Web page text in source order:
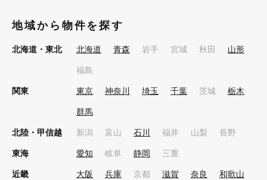
地域から物件を探す
北海道・東北 北海道 青森 岩手 宮城 秋田 山形
福島
関東 東京 神奈川 埼玉 千葉 茨城 栃木
群馬
北陸・甲信越 新潟 富山 石川 福井 山梨 長野
東海 愛知 岐阜 静岡 三重
近畿 大阪 兵庫 京都 滋賀 奈良 和歌山